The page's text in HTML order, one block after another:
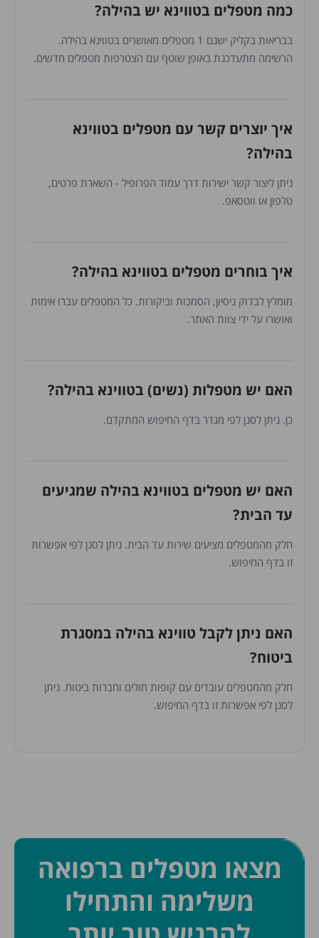
כמה מטפלים בטווינא יש בהילה?
בבריאות בקליק ישנם 1 מטפלים מאושרים בטווינא בהילה.
הרשימה מתעדכנת באופן שוטף עם הצטרפות מטפלים חדשים.
איך יוצרים קשר עם מטפלים בטווינא
בהילה?
ניתן ליצור קשר ישירות דרך עמוד הפרופיל - השארת פרטים,
טלפון או ווטסאפ.
איך בוחרים מטפלים בטווינא בהילה?
מומלץ לבדוק ניסיון, הסמכות וביקורות. כל המטפלים עברו אימות
ואושרו על ידי צוות האתר.
האם יש מטפלות (נשים) בטווינא בהילה?
כן. ניתן לסנן לפי מגדר בדף החיפוש המתקדם.
האם יש מטפלים בטווינא בהילה שמגיעים
עד הבית?
חלק מהמטפלים מציעים שירות עד הבית. ניתן לסנן לפי אפשרות
זו בדף החיפוש.
האם ניתן לקבל טווינא בהילה במסגרת
ביטוח?
חלק מהמטפלים עובדים עם קופות חולים וחברות ביטוח. ניתן
לסנן לפי אפשרות זו בדף החיפוש.
מצאו מטפלים ברפואה
משלימה והתחילו